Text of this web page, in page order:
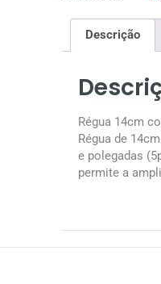
Descrição
Régua 14cm
Régua de
e polegadas
permite a